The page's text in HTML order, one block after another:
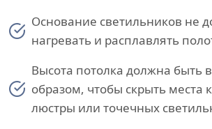
Основание светильников не
нагревать и расплавлять
Высота потолка должна быть
образом, чтобы скрыть места
люстры или точечных